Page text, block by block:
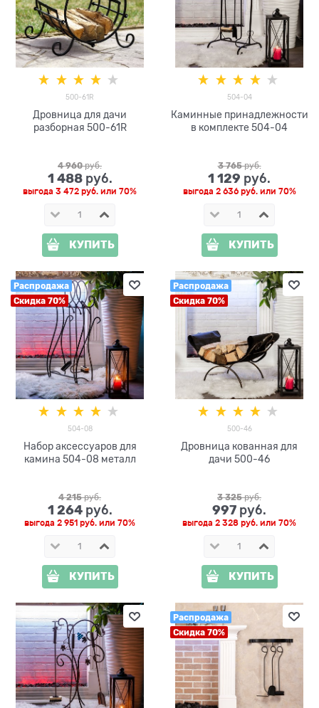
500-61R
Дровница для дачи
разборная 500-61R
4 960 руб.
1 488 руб.
выгода 3 472 руб. или 70%
КУПИТЬ
504-04
Каминные принадлежности
в комплекте 504-04
3 765 руб.
1 129 руб.
выгода 2 636 руб.или 70%
КУПИТЬ
Распродажа
Скидка 70%
504-08
Набор аксессуаров для
камина 504-08 металл
4 215 руб.
1 264 руб.
выгода 2 951 руб. или 70%
КУПИТЬ
Распродажа
Скидка 70%
500-46
Дровница кованная для
дачи 500-46
3 325 руб.
997 руб.
выгода 2 328 руб. или 70%
КУПИТЬ
Распродажа
Скидка 70%